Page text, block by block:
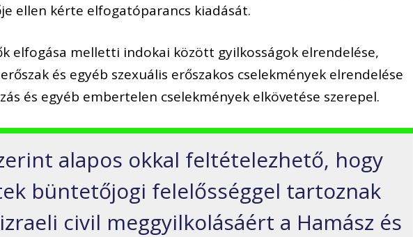
ellen kérte elfogatóparancs kiadását.
elfogása melletti indokai között gyilkosságok elrendelése,
és egyéb szexuális erőszakos cselekmények elrendelése
és egyéb embertelen cselekmények elkövetése szerepel.
alapos okkal feltételezhető, hogy
büntetőjogi felelősséggel tartoznak
civil meggyilkolásáért a Hamász és